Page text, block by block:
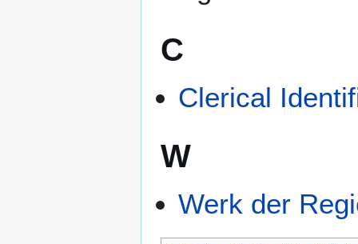
C
Clerical
W
Werk der